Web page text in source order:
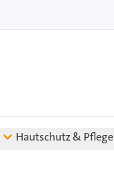
Hautschutz & Pflege